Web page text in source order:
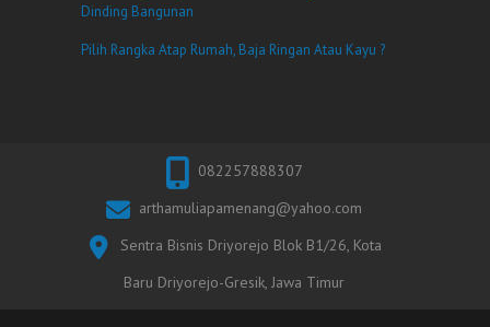
Dinding Bangunan
Pilih Rangka Atap Rumah, Baja Ringan Atau Kayu ?
082257888307
arthamuliapamenang@yahoo.com
Sentra Bisnis Driyorejo Blok B1/26, Kota
Baru Driyorejo-Gresik, Jawa Timur